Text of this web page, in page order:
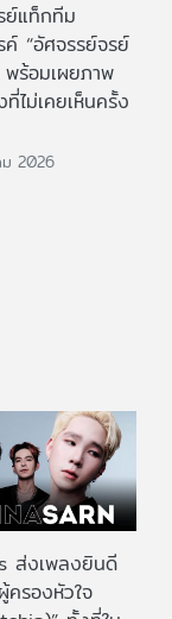
ย์แท็กทีม
ค์ “อัศจรรย์จรย์
ร้อมเผยภาพ
ไม่เคยเห็นครั้ง
2026
ส่งเพลงยินดี
ครองหัวใจ